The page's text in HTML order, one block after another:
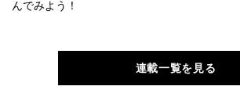
んでみよう！
連載一覧を見る